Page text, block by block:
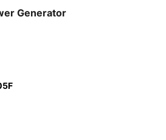
Generator